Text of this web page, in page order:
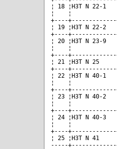
¦ 18 ¦НЗТ N 22-1
¦    ¦
+----
¦ 19 ¦НЗТ N 22-2
+----
¦ 20 ¦НЗТ N 23-9
¦    ¦
+----
¦ 21 ¦НЗТ N 25
+----
¦ 22 ¦НЗТ N 40-1
¦    ¦
+----
¦ 23 ¦НЗТ N 40-2
¦    ¦
+----
¦ 24 ¦НЗТ N 40-3
¦    ¦
+----
¦ 25 ¦НЗТ N 41
-----